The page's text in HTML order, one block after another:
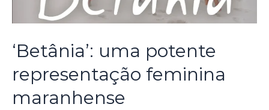
‘Betânia’: uma potente
representação feminina
maranhense